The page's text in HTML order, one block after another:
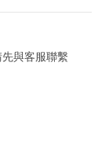
與客服聯繫